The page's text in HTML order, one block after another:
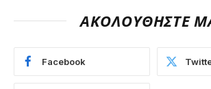
ΑΚΟΛΟΥΘΗΣΤΕ
Facebook